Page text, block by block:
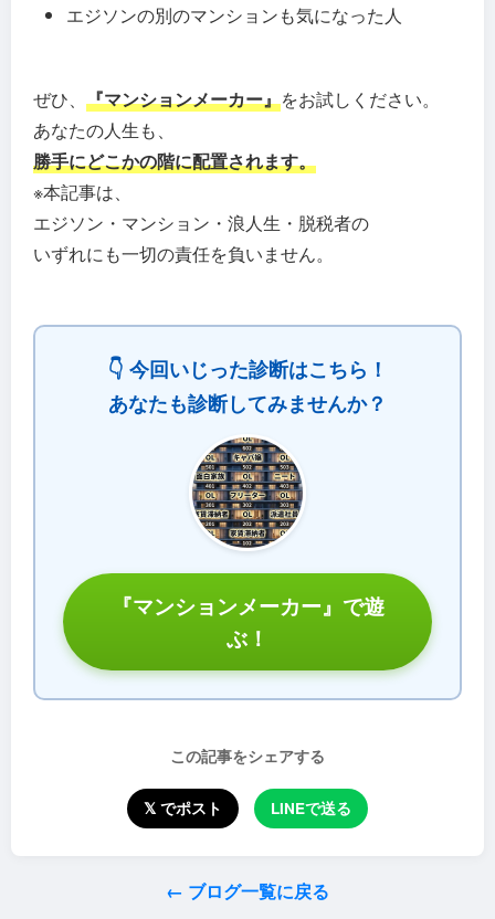
エジソンの別のマンションも気になった人
ぜひ、 『マンションメーカー』をお試しください。
あなたの人生も、
勝手にどこかの階に配置されます。
※本記事は、
エジソン・マンション・浪人生・脱税者の
いずれにも一切の責任を負いません。
👇 今回いじった診断はこちら！
あなたも診断してみませんか？
『マンションメーカー』で遊
ぶ！
この記事をシェアする
𝕏 でポスト LINEで送る
← ブログ一覧に戻る